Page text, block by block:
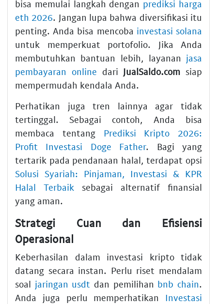
bisa memulai langkah dengan prediksi harga
eth 2026. Jangan lupa bahwa diversifikasi itu
penting. Anda bisa mencoba investasi solana
untuk memperkuat portofolio. Jika Anda
membutuhkan bantuan lebih, layanan jasa
pembayaran online dari JualSaldo.com siap
mempermudah kendala Anda.
Perhatikan juga tren lainnya agar tidak
tertinggal. Sebagai contoh, Anda bisa
membaca tentang Prediksi Kripto 2026:
Profit Investasi Doge Father. Bagi yang
tertarik pada pendanaan halal, terdapat opsi
Solusi Syariah: Pinjaman, Investasi & KPR
Halal Terbaik sebagai alternatif finansial
yang aman.
Strategi Cuan dan Efisiensi
Operasional
Keberhasilan dalam investasi kripto tidak
datang secara instan. Perlu riset mendalam
soal jaringan usdt dan pemilihan bnb chain.
Anda juga perlu memperhatikan Investasi